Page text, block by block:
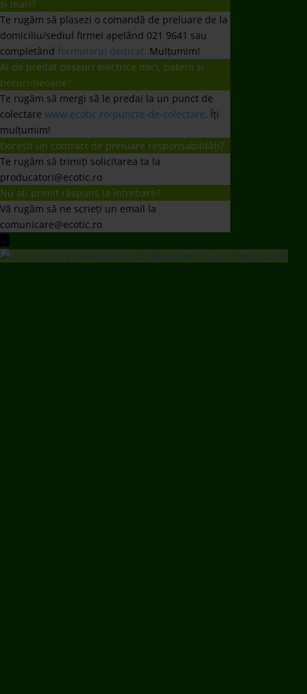
și mari?
Te rugăm să plasezi o comandă de preluare de la
domiciliu/sediul firmei apelând 021 9641 sau
completând formularul dedicat. Mulțumim!
Ai de predat deșeuri electrice mici, baterii și
becuri/neoane?
Te rugăm să mergi să le predai la un punct de
colectare www.ecotic.ro/puncte-de-colectare. Îți
mulțumim!
Dorești un contract de preluare responsabilități?
Te rugăm să trimiți solicitarea ta la
producatori@ecotic.ro
Nu ați primit răspuns la întrebare?
Vă rugăm să ne scrieți un email la
comunicare@ecotic.ro
←
ECOTIC Vezi rezulatele celor 20 de ani pentru un Mediu Curat